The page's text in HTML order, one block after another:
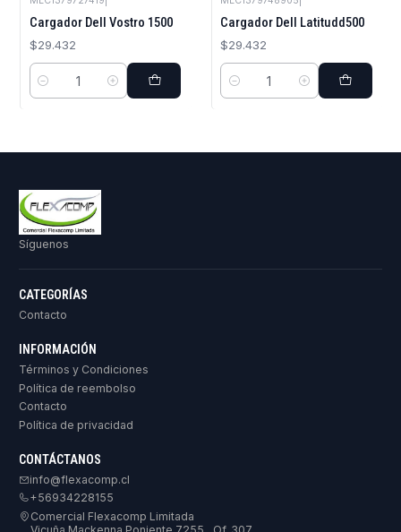
Cargador Dell Vostro 1500
$29.432
Cantidad
Cargador Dell Latitudd500
$29.432
Cantidad
Síguenos
CATEGORÍAS
Contacto
INFORMACIÓN
Términos y Condiciones
Política de reembolso
Contacto
Política de privacidad
CONTÁCTANOS
info@flexacomp.cl
+56934228155
Comercial Flexacomp Limitada